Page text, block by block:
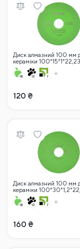
Диск алмазний 100 мм
кераміки 100*15*1*22,23
120 ₴
Диск алмазний 100 мм
кераміки
160 ₴